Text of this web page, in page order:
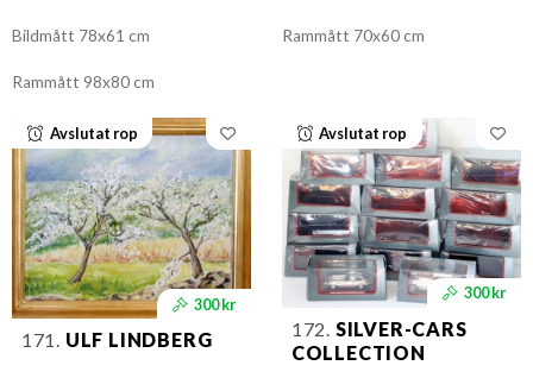
Bildmått 78x61 cm
Rammått 98x80 cm
Rammått 70x60 cm
Avslutat rop
300 kr
171. ULF LINDBERG
Avslutat rop
300 kr
172. SILVER-CARS
COLLECTION